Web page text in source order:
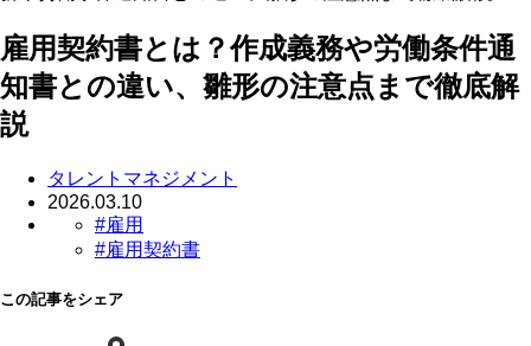
雇用契約書とは？作成義務や労働条件通
知書との違い、雛形の注意点まで徹底解
説
タレントマネジメント
2026.03.10
#雇用
#雇用契約書
この記事をシェア